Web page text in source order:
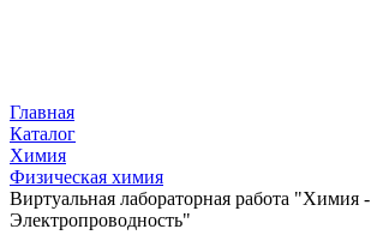
Главная
Каталог
Химия
Физическая химия
Виртуальная лабораторная работа "Химия -
Электропроводность"